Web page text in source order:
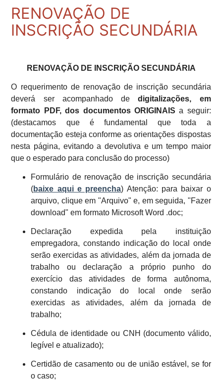
RENOVAÇÃO DE
INSCRIÇÃO SECUNDÁRIA
RENOVAÇÃO DE INSCRIÇÃO SECUNDÁRIA
O requerimento de renovação de inscrição secundária
deverá ser acompanhado dedigitalizações, em
formato PDF, dos documentos ORIGINAIS a seguir:
(destacamos que é fundamental que toda a
documentação esteja conforme as orientações dispostas
nesta página, evitando a devolutiva e um tempo maior
que o esperado para conclusão do processo)
Formulário de renovação de inscrição secundária
(baixe aqui e preencha)Atenção: para baixar o
arquivo, clique em "Arquivo" e, em seguida, "Fazer
download" em formato Microsoft Word .doc;
Declaração expedida pela instituição
empregadora, constando indicação do local onde
serão exercidas as atividades, além da jornada de
trabalho ou declaração a próprio punho do
exercício das atividades de forma autônoma,
constando indicação do local onde serão
exercidas as atividades, além da jornada de
trabalho;
Cédula de identidade ou CNH (documento válido,
legível e atualizado);
Certidão de casamento ou de união estável, se for
o caso;